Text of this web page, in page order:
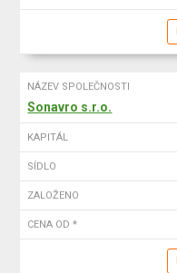
NÁZEV SPOLEČNOSTI
Sonavro s.r.o.
KAPITÁL
SÍDLO
ZALOŽENO
CENA OD *